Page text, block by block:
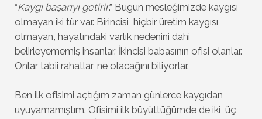
“Kaygı başarıyı getirir.” Bugün mesleğimizde kaygısı
olmayan iki tür var. Birincisi, hiçbir üretim kaygısı
olmayan, hayatındaki varlık nedenini dahi
belirleyememiş insanlar. İkincisi babasının ofisi olanlar.
Onlar tabii rahatlar, ne olacağını biliyorlar.
Ben ilk ofisimi açtığım zaman günlerce kaygıdan
uyuyamamıştım. Ofisimi ilk büyüttüğümde de iki, üç